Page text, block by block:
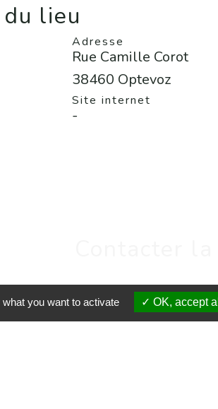
lieu
Adresse
Rue Camille Corot
38460 Optevoz
Site internet
-
you want to activate OK, accept all